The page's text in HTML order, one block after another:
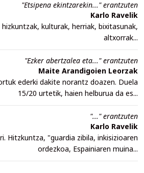
"Etsipena ekintzarekin..." erantzuten
Karlo Ravelik
hizkuntzak, kulturak, herriak, bixitasunak,
altxorrak...
"Ezker abertzalea eta..." erantzuten
Maite Arandigoien Leorzak
ederki dakite norantz doazen. Duela
15/20 urtetik, haien helburua da es...
"..." erantzuten
Karlo Ravelik
Hitzkuntza, "guardia zibila, inkisizioaren
ordezkoa, Espainiaren muina...